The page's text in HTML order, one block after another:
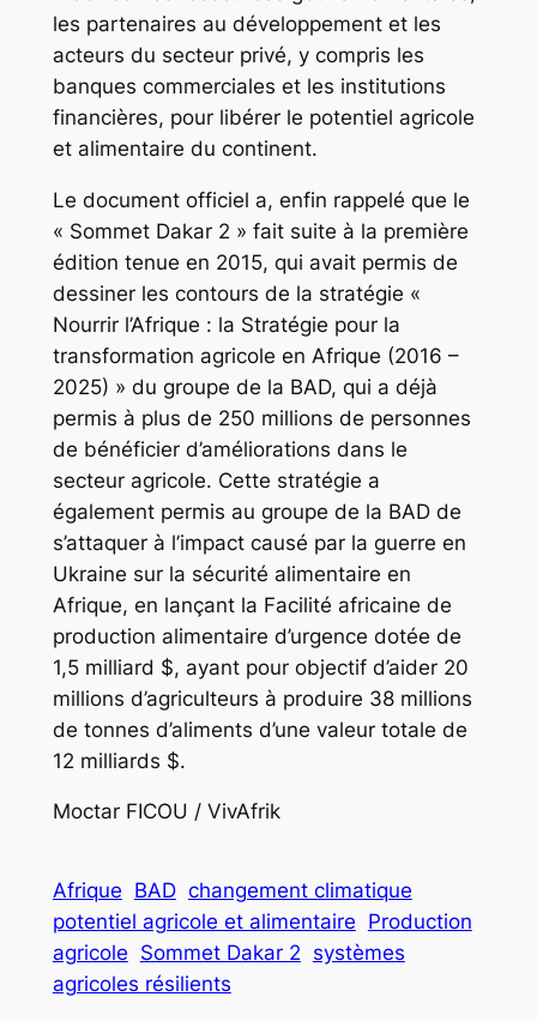
les partenaires au développement et les
acteurs du secteur privé, y compris les
banques commerciales et les institutions
financières, pour libérer le potentiel agricole
et alimentaire du continent.
Le document officiel a, enfin rappelé que le
« Sommet Dakar 2 » fait suite à la première
édition tenue en 2015, qui avait permis de
dessiner les contours de la stratégie «
Nourrir l’Afrique : la Stratégie pour la
transformation agricole en Afrique (2016 –
2025) » du groupe de la BAD, qui a déjà
permis à plus de 250 millions de personnes
de bénéficier d’améliorations dans le
secteur agricole. Cette stratégie a
également permis au groupe de la BAD de
s’attaquer à l’impact causé par la guerre en
Ukraine sur la sécurité alimentaire en
Afrique, en lançant la Facilité africaine de
production alimentaire d’urgence dotée de
1,5 milliard $, ayant pour objectif d’aider 20
millions d’agriculteurs à produire 38 millions
de tonnes d’aliments d’une valeur totale de
12 milliards $.
Moctar FICOU / VivAfrik
Afrique BAD changement climatique
potentiel agricole et alimentaire Production
agricole Sommet Dakar 2 systèmes
agricoles résilients